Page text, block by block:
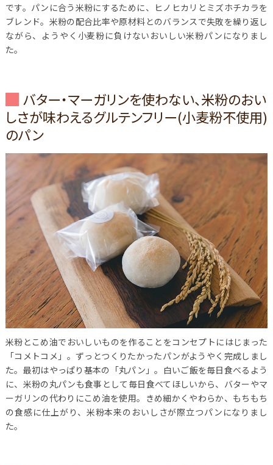
です。パンに合う米粉にするために、ヒノヒカリとミズホチカラを
ブレンド。米粉の配合比率や原材料とのバランスで失敗を繰り返し
ながら、ようやく小麦粉に負けないおいしい米粉パンになりまし
た。
バター・マーガリンを使わない、米粉のおい
しさが味わえるグルテンフリー(小麦粉不使用)
のパン
米粉とこめ油でおいしいものを作ることをコンセプトにはじまった
「コメトコメ」。ずっとつくりたかったパンがようやく完成しまし
た。最初はやっぱり基本の「丸パン」。白いご飯を毎日食べるよう
に、米粉の丸パンも食事として毎日食べてほしいから、バターやマ
ーガリンの代わりにこめ油を使用。きめ細かくやわらか、もちもち
の食感に仕上がり、米粉本来のおいしさが際立つパンになりまし
た。